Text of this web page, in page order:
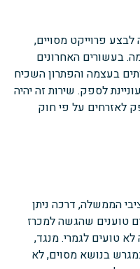
פרוייקט מסויים,
בעשורים האחרונים
בעצמה והפתרון השכיח
לספק. שירות זה יהיה
לאזרחים על פי חוק
הממשלה, דרכה ניתן
טוענים שהגשה למכרז
טועים לגמרי. מנגד,
בנושא מסוים, לא